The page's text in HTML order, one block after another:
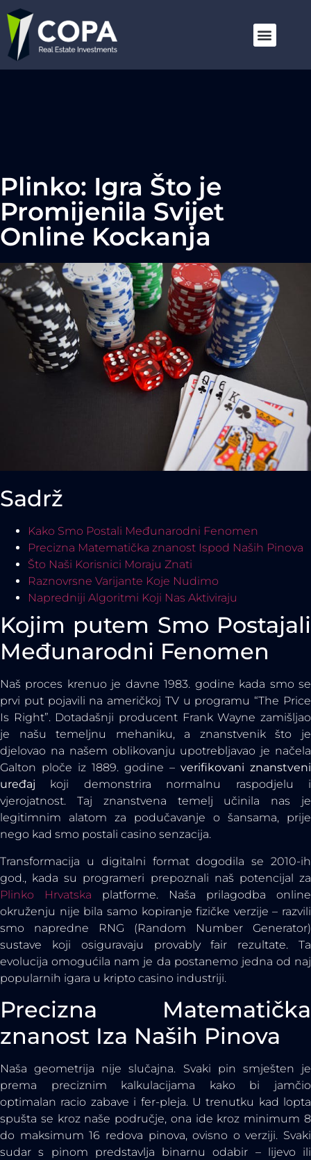
Plinko: Igra Što je
Promijenila Svijet
Online Kockanja
Sadrž
Kako Smo Postali Međunarodni Fenomen
Precizna Matematička znanost Ispod Naših Pinova
Što Naši Korisnici Moraju Znati
Raznovrsne Varijante Koje Nudimo
Napredniji Algoritmi Koji Nas Aktiviraju
Kojim putem Smo Postajali
Međunarodni Fenomen
Naš proces krenuo je davne 1983. godine kada smo se
prvi put pojavili na američkoj TV u programu “The Price
Is Right”. Dotadašnji producent Frank Wayne zamišljao
je našu temeljnu mehaniku, a znanstvenik što je
djelovao na našem oblikovanju upotrebljavao je načela
Galton ploče iz 1889. godine – verifikovani znanstveni
uređaj koji demonstrira normalnu raspodjelu i
vjerojatnost. Taj znanstvena temelj učinila nas je
legitimnim alatom za podučavanje o šansama, prije
nego kad smo postali casino senzacija.
Transformacija u digitalni format dogodila se 2010-ih
god., kada su programeri prepoznali naš potencijal za
Plinko Hrvatska platforme. Naša prilagodba online
okruženju nije bila samo kopiranje fizičke verzije – razvili
smo napredne RNG (Random Number Generator)
sustave koji osiguravaju provably fair rezultate. Ta
evolucija omogućila nam je da postanemo jedna od naj
popularnih igara u kripto casino industriji.
Precizna Matematička
znanost Iza Naših Pinova
Naša geometrija nije slučajna. Svaki pin smješten je
prema preciznim kalkulacijama kako bi jamčio
optimalan racio zabave i fer-pleja. U trenutku kad lopta
spušta se kroz naše područje, ona ide kroz minimum 8
do maksimum 16 redova pinova, ovisno o verziji. Svaki
sudar s pinom predstavlja binarnu odabir – lijevo ili